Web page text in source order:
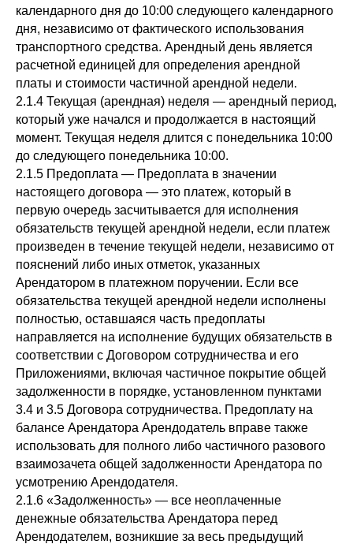
календарного дня до 10:00 следующего календарного
дня, независимо от фактического использования
транспортного средства. Арендный день является
расчетной единицей для определения арендной
платы и стоимости частичной арендной недели.
2.1.4 Текущая (арендная) неделя — арендный период,
который уже начался и продолжается в настоящий
момент. Текущая неделя длится с понедельника 10:00
до следующего понедельника 10:00.
2.1.5 Предоплата — Предоплата в значении
настоящего договора — это платеж, который в
первую очередь засчитывается для исполнения
обязательств текущей арендной недели, если платеж
произведен в течение текущей недели, независимо от
пояснений либо иных отметок, указанных
Арендатором в платежном поручении. Если все
обязательства текущей арендной недели исполнены
полностью, оставшаяся часть предоплаты
направляется на исполнение будущих обязательств в
соответствии с Договором сотрудничества и его
Приложениями, включая частичное покрытие общей
задолженности в порядке, установленном пунктами
3.4 и 3.5 Договора сотрудничества. Предоплату на
балансе Арендатора Арендодатель вправе также
использовать для полного либо частичного разового
взаимозачета общей задолженности Арендатора по
усмотрению Арендодателя.
2.1.6 «Задолженность» — все неоплаченные
денежные обязательства Арендатора перед
Арендодателем, возникшие за весь предыдущий